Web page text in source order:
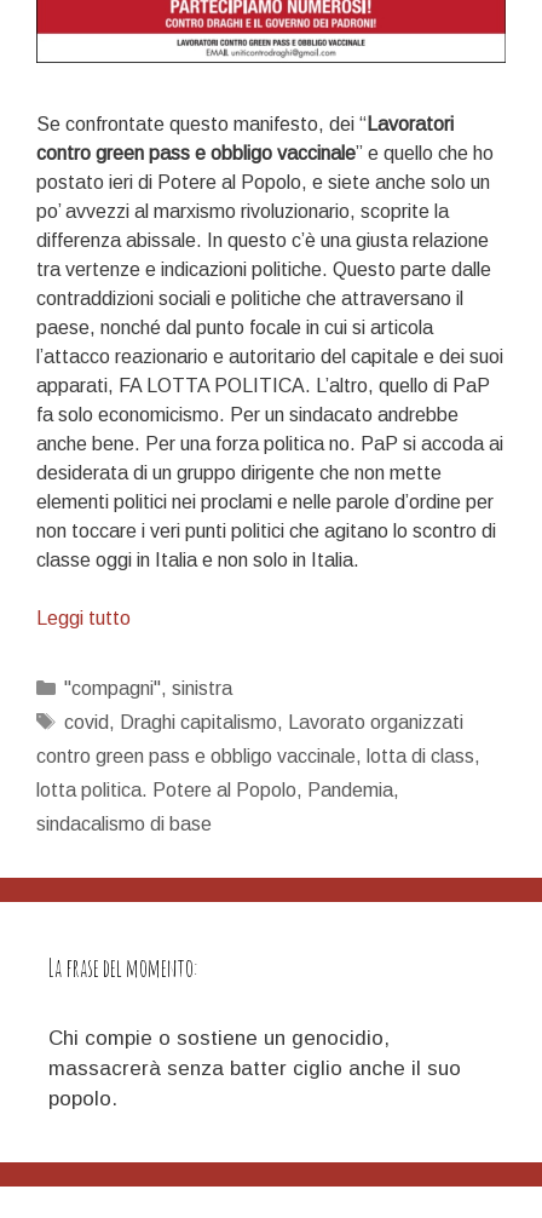
Se confrontate questo manifesto, dei “Lavoratori
contro green pass e obbligo vaccinale” e quello che ho
postato ieri di Potere al Popolo, e siete anche solo un
po’ avvezzi al marxismo rivoluzionario, scoprite la
differenza abissale. In questo c’è una giusta relazione
tra vertenze e indicazioni politiche. Questo parte dalle
contraddizioni sociali e politiche che attraversano il
paese, nonché dal punto focale in cui si articola
l’attacco reazionario e autoritario del capitale e dei suoi
apparati, FA LOTTA POLITICA. L’altro, quello di PaP
fa solo economicismo. Per un sindacato andrebbe
anche bene. Per una forza politica no. PaP si accoda ai
desiderata di un gruppo dirigente che non mette
elementi politici nei proclami e nelle parole d’ordine per
non toccare i veri punti politici che agitano lo scontro di
classe oggi in Italia e non solo in Italia.
Leggi tuttoUn
Categorie
"compagni", sinistra
Tag
covid, Draghi capitalismo,
Lavorato organizzati
contro green pass e obbligo vaccinale, lotta di class,
lotta politica. Potere al Popolo, Pandemia,
sindacalismo di base
La frase del momento:
Chi compie o sostiene un genocidio,
massacrerà senza batter ciglio anche il suo
popolo.